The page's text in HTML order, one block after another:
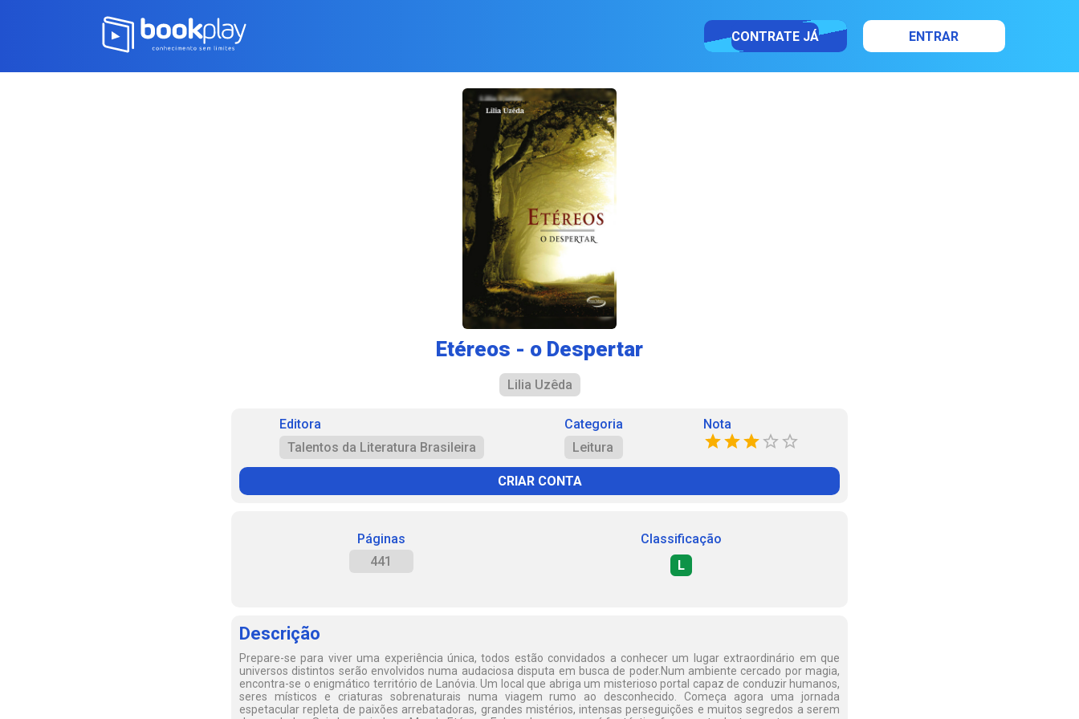
CONTRATE JÁ ENTRAR
Etéreos - o Despertar
Lilia Uzêda
Editora
Talentos da Literatura Brasileira
Categoria
Leitura
Nota
CRIAR CONTA
Páginas
441
Classificação
L
Descrição
Prepare-se para viver uma experiência única, todos estão convidados a conhecer um lugar extraordinário em que
universos distintos serão envolvidos numa audaciosa disputa em busca de poder.Num ambiente cercado por magia,
encontra-se o enigmático território de Lanóvia. Um local que abriga um misterioso portal capaz de conduzir humanos,
seres místicos e criaturas sobrenaturais numa viagem rumo ao desconhecido. Começa agora uma jornada
espetacular repleta de paixões arrebatadoras, grandes mistérios, intensas perseguições e muitos segredos a serem